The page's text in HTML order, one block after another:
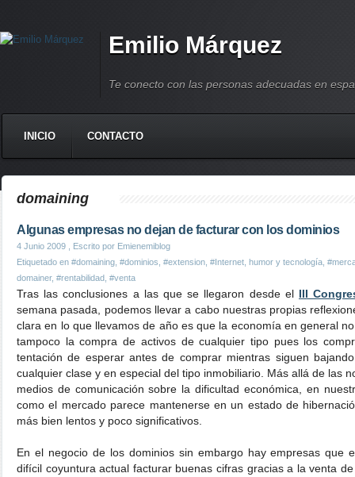
Emilio Márquez
Te conecto con las personas adecuadas en
INICIO CONTACTO
domaining
Algunas empresas no dejan de facturar con los dominios
4 Junio 2009 , Escrito por Emienemiblog
Etiquetado en #domaining #dominios #extension #Internet, humor y tecnología
domainer, #rentabilidad #venta
Tras las conclusiones a las que se llegaron desde el III
semana pasada, podemos llevar a cabo nuestras propias
clara en lo que llevamos de año es que la economía en general
tampoco la compra de activos de cualquier tipo pues los
tentación de esperar antes de comprar mientras siguen
cualquier clase y en especial del tipo inmobiliario. Más allá de las
medios de comunicación sobre la dificultad económica, en
como el mercado parece mantenerse en un estado de
más bien lentos y poco significativos.
En el negocio de los dominios sin embargo hay empresas que
difícil coyuntura actual facturar buenas cifras gracias a la venta